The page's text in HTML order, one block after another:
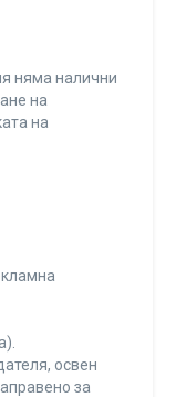
няма налични
на
на
освен
за